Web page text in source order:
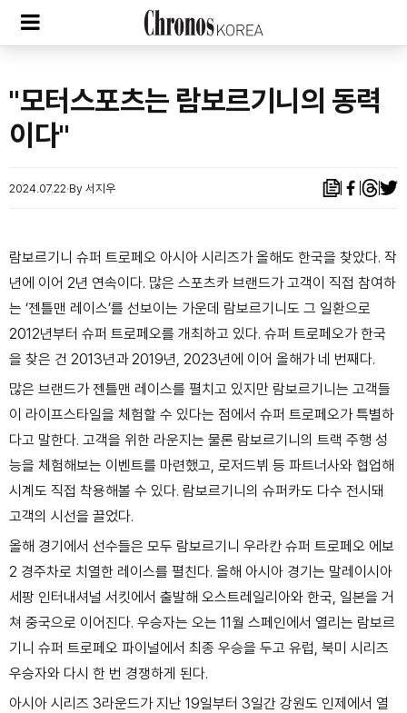
"모터스포츠는 람보르기니의 동력
이다"
2024.07.22 By 서지우
람보르기니 슈퍼 트로페오 아시아 시리즈가 올해도 한국을 찾았다. 작
년에 이어 2년 연속이다. 많은 스포츠카 브랜드가 고객이 직접 참여하
는 ‘젠틀맨 레이스’를 선보이는 가운데 람보르기니도 그 일환으로
2012년부터 슈퍼 트로페오를 개최하고 있다. 슈퍼 트로페오가 한국
을 찾은 건 2013년과 2019년, 2023년에 이어 올해가 네 번째다.
많은 브랜드가 젠틀맨 레이스를 펼치고 있지만 람보르기니는 고객들
이 라이프스타일을 체험할 수 있다는 점에서 슈퍼 트로페오가 특별하
다고 말한다. 고객을 위한 라운지는 물론 람보르기니의 트랙 주행 성
능을 체험해보는 이벤트를 마련했고, 로저드뷔 등 파트너사와 협업해
시계도 직접 착용해볼 수 있다. 람보르기니의 슈퍼카도 다수 전시돼
고객의 시선을 끌었다.
올해 경기에서 선수들은 모두 람보르기니 우라칸 슈퍼 트로페오 에보
2 경주차로 치열한 레이스를 펼친다. 올해 아시아 경기는 말레이시아
세팡 인터내셔널 서킷에서 출발해 오스트레일리아와 한국, 일본을 거
쳐 중국으로 이어진다. 우승자는 오는 11월 스페인에서 열리는 람보르
기니 슈퍼 트로페오 파이널에서 최종 우승을 두고 유럽, 북미 시리즈
우승자와 다시 한 번 경쟁하게 된다.
아시아 시리즈 3라운드가 지난 19일부터 3일간 강원도 인제에서 열